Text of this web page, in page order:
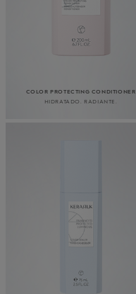
COLOR PROTECTING CONDITIONER
HIDRATADO. RADIANTE.